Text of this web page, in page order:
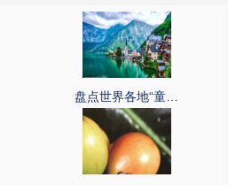
盘点世界各地“童…